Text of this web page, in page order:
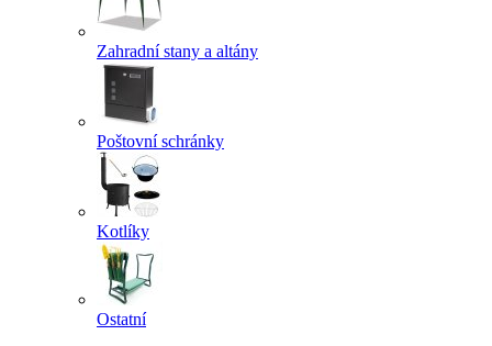
Zahradní stany a altány
Poštovní schránky
Kotlíky
Ostatní